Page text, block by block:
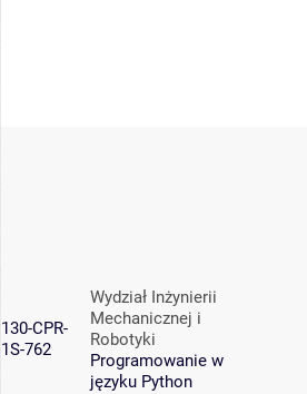
130-CPR-
1S-762
Wydział Inżynierii
Mechanicznej i
Robotyki
Programowanie w
języku Python